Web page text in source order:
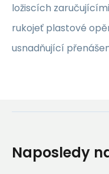
ložiscích
rukojeť plastové
usnadňující
Naposledy